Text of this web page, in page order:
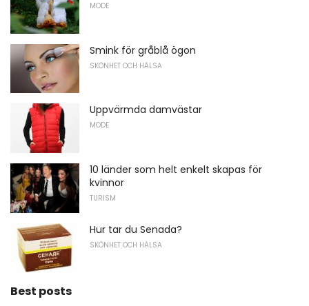
MODE
Smink för gråblå ögon
SKÖNHET OCH HÄLSA
Uppvärmda damvästar
MODE
10 länder som helt enkelt skapas för
kvinnor
TURISM
Hur tar du Senada?
SKÖNHET OCH HÄLSA
Best posts